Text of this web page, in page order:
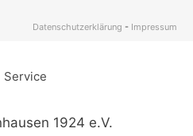
Datenschutzerklärung - Impressum
Service